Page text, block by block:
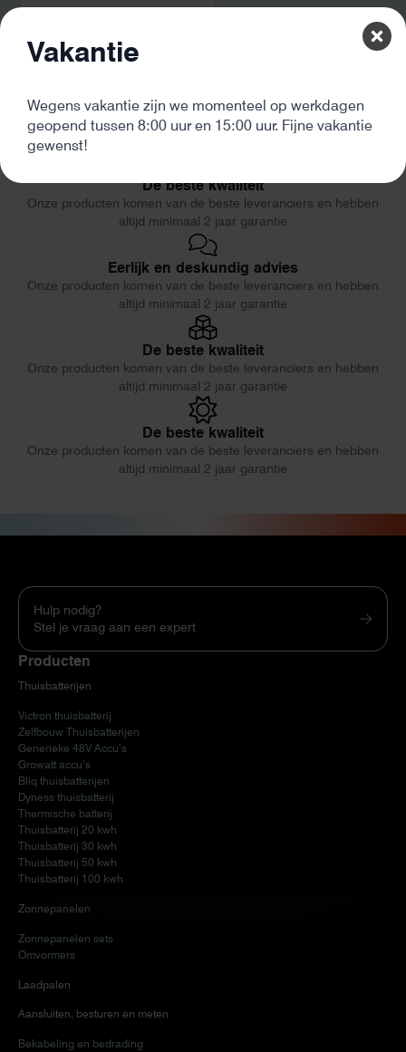
De beste kwaliteit
Onze producten komen van de beste leveranciers en hebben
altijd minimaal 2 jaar garantie
Eerlijk en deskundig advies
Onze producten komen van de beste leveranciers en hebben
altijd minimaal 2 jaar garantie
De beste kwaliteit
Onze producten komen van de beste leveranciers en hebben
altijd minimaal 2 jaar garantie
De beste kwaliteit
Onze producten komen van de beste leveranciers en hebben
altijd minimaal 2 jaar garantie
Hulp nodig?
Stel je vraag aan een expert
Producten
Thuisbatterijen
Victron thuisbatterij
Zelfbouw Thuisbatterijen
Generieke 48V Accu’s
Growatt accu’s
Bliq thuisbatterijen
Dyness thuisbatterij
Thermische batterij
Thuisbatterij 20 kwh
Thuisbatterij 30 kwh
Thuisbatterij 50 kwh
Thuisbatterij 100 kwh
Zonnepanelen
Zonnepanelen sets
Omvormers
Laadpalen
Aansluiten, besturen en meten
Bekabeling en bedrading
Vakantie
Wegens vakantie zijn we momenteel op werkdagen
geopend tussen 8:00 uur en 15:00 uur. Fijne vakantie
gewenst!